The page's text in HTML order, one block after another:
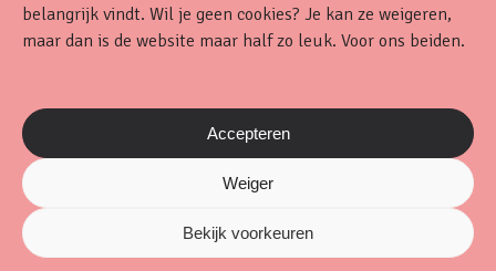
belangrijk vindt. Wil je geen cookies? Je kan ze weigeren,
maar dan is de website maar half zo leuk. Voor ons beiden.
Accepteren
Weiger
Bekijk voorkeuren